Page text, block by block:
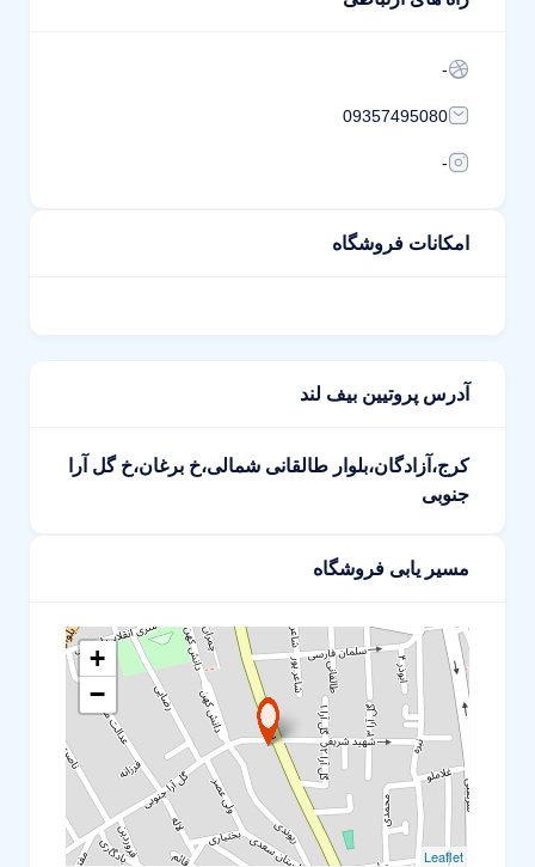
-
09357495080
-
امکانات فروشگاه
آدرس پروتیین بیف لند
کرج،آزادگان،بلوار طالقانی شمالی،خ برغان،خ گل آرا
جنوبی
مسیر یابی فروشگاه
+
−
Leaflet